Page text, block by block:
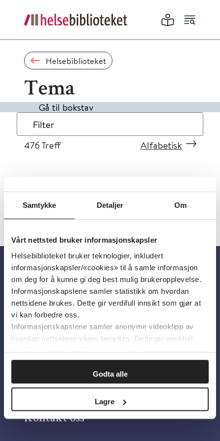
Samtykke Detaljer Om
Vårt nettsted bruker informasjonskapsler
Helsebiblioteket bruker teknologier, inkludert
informasjonskapsler/«cookies» til å samle informasjon
om deg for å kunne gi deg best mulig brukeropplevelse.
Informasjonskapslene samler statistikk om hvordan
nettsidene brukes. Dette gir verdifull innsikt som gjør at
vi kan forbedre oss.
Informasjonskapslene samler anonyme videoklipp av
hvordan nettsidene våres benyttes. Dette gir verdifull
innsikt som gjør at vi kan forbedre oss.
Godta alle
Lagre
Helsebiblioteket
Tema
Gå til bokstav
Filter
476 Treff Alfabetisk
« 1 45 48
Om oss
Om Helsebiblioteket
Personvern og informasjonskapsler
Tilgjengelighetserklæring
Information in English
Bilder fra Colourbox.com
Kontakt oss